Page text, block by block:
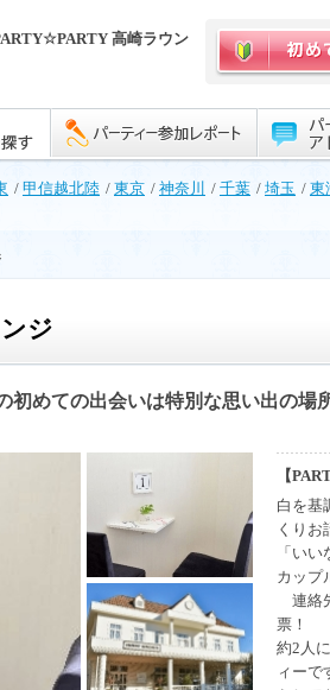
高崎ラウン
/ 甲信越北陸 / 東京 / 神奈川 / 千葉 / 埼玉 / 東
ジ
初めての出会いは特別な思い出の場
【
白を基
くりお
「い
カップ
連絡
票！
約2人
ィーで